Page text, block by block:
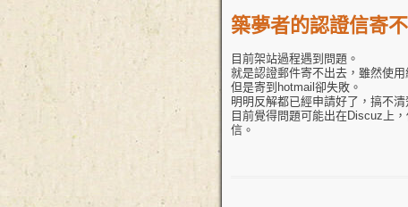
築夢者的認證信寄
目前架站過程遇到問題。
就是認證郵件寄不出去，雖然使
但是寄到hotmail卻失敗。
明明反解都已經申請好了，搞不清
目前覺得問題可能出在Discuz上
信。